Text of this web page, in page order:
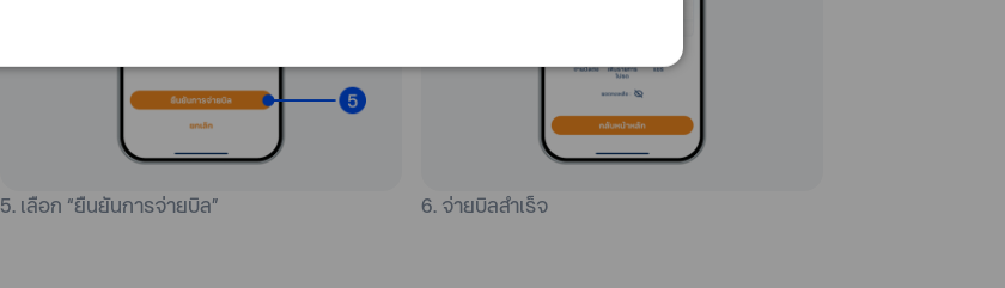
5. เลือก “ยืนยันการจ่ายบิล” 6. จ่ายบิลสำเร็จ